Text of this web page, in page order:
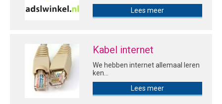
Lees meer
Kabel internet
We hebben internet allemaal leren
ken...
Lees meer